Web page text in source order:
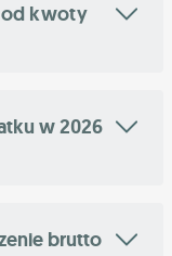
od kwoty
w 2026
brutto